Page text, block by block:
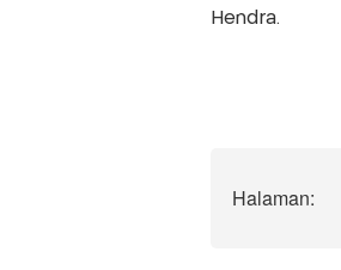
Hendra.
Halaman: